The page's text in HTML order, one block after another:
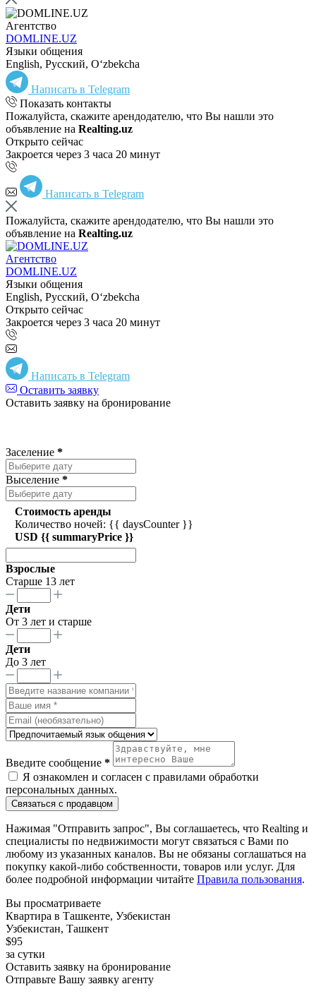
Агентство
DOMLINE.UZ
Языки общения
English, Русский, Oʻzbekcha
Написать в Telegram
Показать контакты
Пожалуйста, скажите арендодателю, что Вы нашли это
объявление на Realting.uz
Открыто сейчас
Закроется через 3 часа 20 минут
Написать в Telegram
Пожалуйста, скажите арендодателю, что Вы нашли это
объявление на Realting.uz
Агентство
DOMLINE.UZ
Языки общения
English, Русский, Oʻzbekcha
Открыто сейчас
Закроется через 3 часа 20 минут
Написать в Telegram
Оставить заявку
Оставить заявку на бронирование
Заселение *
Выселение *
Стоимость аренды
Количество ночей: {{ daysCounter }}
USD {{ summaryPrice }}
Взрослые
Старше 13 лет
Дети
От 3 лет и старше
Дети
До 3 лет
Введите сообщение *
Я ознакомлен и согласен с правилами обработки
персональных данных.
Связаться с продавцом
Нажимая "Отправить запрос", Вы соглашаетесь, что Realting и
специалисты по недвижимости могут связаться с Вами по
любому из указанных каналов. Вы не обязаны соглашаться на
покупку какой-либо собственности, товаров или услуг. Для
более подробной информации читайте Правила пользования.
Вы просматриваете
Квартира в Ташкенте, Узбекистан
Узбекистан, Ташкент
$95
за сутки
Оставить заявку на бронирование
Отправьте Вашу заявку агенту